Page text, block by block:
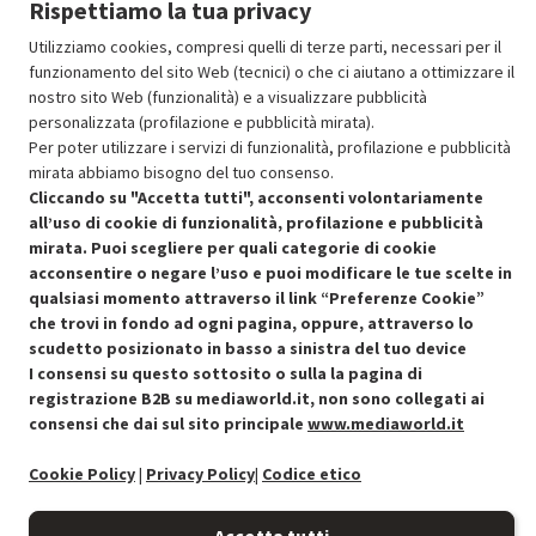
Aggiungi al carrello
SCONTO RICONDIZIONATI
Approfitta dello sconto del 50% sul prodotto ricondizionato.
Condizioni generali di vendita
Cookie Policy
Preferenze cookie
Accessibilità
Recedere dal contratto qui
Rispettiamo la tua privacy
Utilizziamo cookies, compresi quelli di terze parti, necessari per il
funzionamento del sito Web (tecnici) o che ci aiutano a ottimizzare il
nostro sito Web (funzionalità) e a visualizzare pubblicità
personalizzata (profilazione e pubblicità mirata).
Per poter utilizzare i servizi di funzionalità, profilazione e pubblicità
mirata abbiamo bisogno del tuo consenso.
Cliccando su "Accetta tutti", acconsenti volontariamente
all’uso di cookie di funzionalità, profilazione e pubblicità
mirata. Puoi scegliere per quali categorie di cookie
acconsentire o negare l’uso e puoi modificare le tue scelte in
qualsiasi momento attraverso il link “Preferenze Cookie”
che trovi in fondo ad ogni pagina, oppure, attraverso lo
scudetto posizionato in basso a sinistra del tuo device
I consensi su questo sottosito o sulla la pagina di
registrazione B2B su mediaworld.it, non sono collegati ai
consensi che dai sul sito principale www.mediaworld.it
Cookie Policy| Privacy Policy| Codice etico